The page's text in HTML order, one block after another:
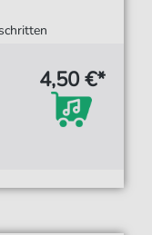
4,50 €*